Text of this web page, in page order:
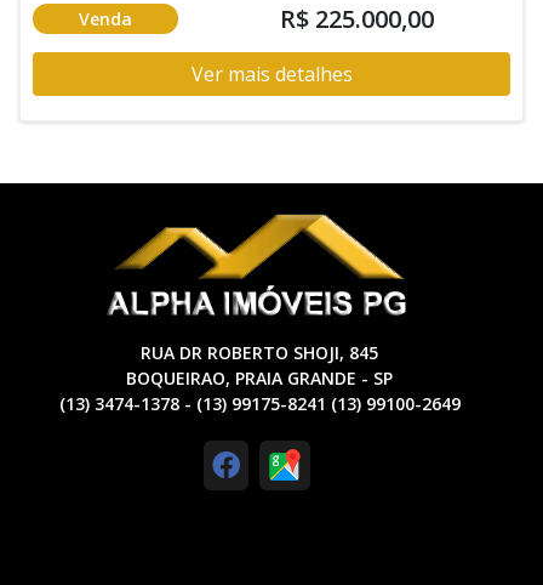
Venda R$ 225.000,00
Ver mais detalhes
RUA DR ROBERTO SHOJI, 845
BOQUEIRAO, PRAIA GRANDE - SP
(13) 3474-1378 - (13) 99175-8241 (13) 99100-2649